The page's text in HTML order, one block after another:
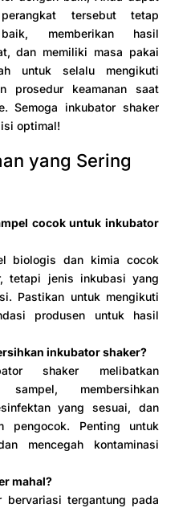
tersebut tetap
memberikan hasil
dan memiliki masa pakai
untuk selalu mengikuti
prosedur keamanan saat
Semoga inkubator shaker
optimal!
yang Sering
cocok untuk inkubator
biologis dan kimia cocok
tetapi jenis inkubasi yang
Pastikan untuk mengikuti
produsen untuk hasil
inkubator shaker?
shaker melibatkan
membersihkan
yang sesuai, dan
pengocok. Penting untuk
mencegah kontaminasi
mahal?
bervariasi tergantung pada